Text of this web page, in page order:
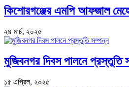
কিশোরগঞ্জের এমপি আফজাল
২৪ মার্চ, ২০২৫
মুজিবনগর দিবস পালনে প্রস্তুতি
১৫ এপ্রিল, ২০২৫